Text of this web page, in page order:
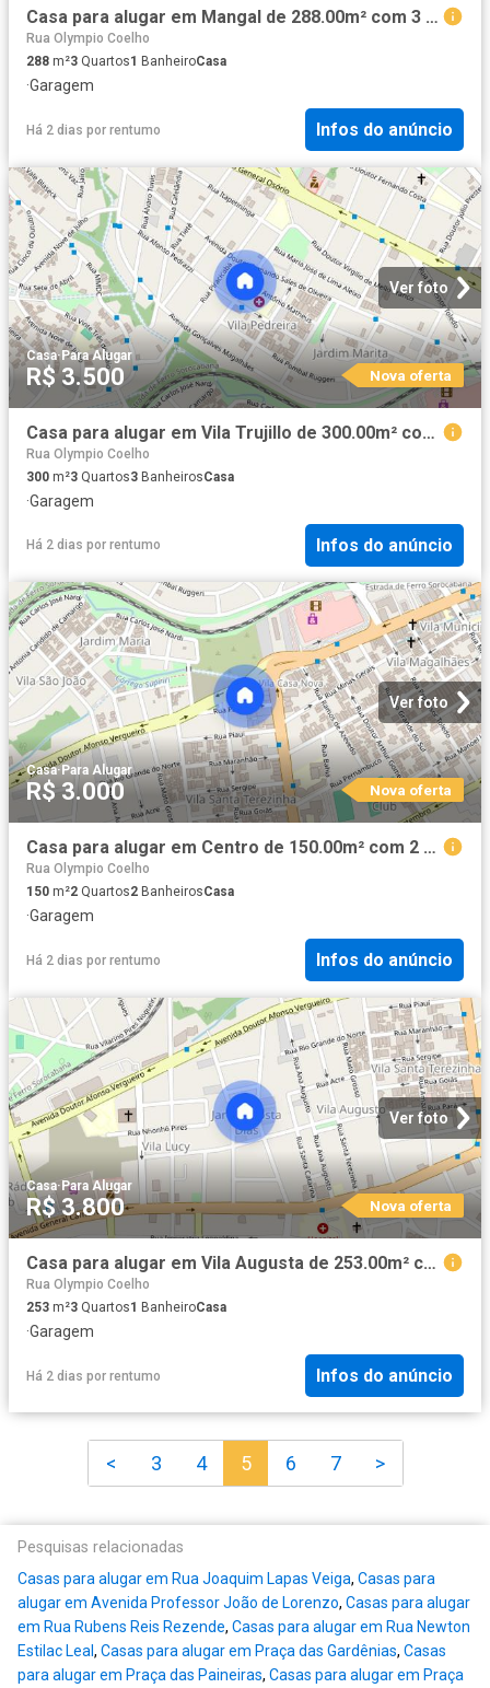
Casa para alugar em Mangal de 288.00m² com 3 Quartos, 3 Suites e 3 Garagens
Rua Olympio Coelho
288 m²3 Quartos1 BanheiroCasa
·Garagem
Há 2 dias por rentumo Infos do anúncio
Ver foto
Casa·Para Alugar
R$ 3.500 Nova oferta
Casa para alugar em Vila Trujillo de 300.00m² com 3 Quartos, 1 Suite e 4 Garagens
Rua Olympio Coelho
300 m²3 Quartos3 BanheirosCasa
·Garagem
Há 2 dias por rentumo Infos do anúncio
Ver foto
Casa· Para Alugar
R$ 3.000 Nova oferta
Casa para alugar em Centro de 150.00m² com 2 Quartos e 1 Garagem
Rua Olympio Coelho
150 m²2 Quartos2 BanheirosCasa
·Garagem
Há 2 dias por rentumo Infos do anúncio
Ver foto
Casa·Para Alugar
R$ 3.800 Nova oferta
Casa para alugar em Vila Augusta de 253.00m² com 3 Quartos, 3 Suites e 4 Garagens
Rua Olympio Coelho
253 m²3 Quartos1 BanheiroCasa
·Garagem
Há 2 dias por rentumo Infos do anúncio
< 3 4 5 6 7 >
Pesquisas relacionadas
Casas para alugar em Rua Joaquim Lapas Veiga, Casas para
alugar em Avenida Professor João de Lorenzo, Casas para alugar
em Rua Rubens Reis Rezende, Casas para alugar em Rua Newton
Estilac Leal, Casas para alugar em Praça das Gardênias, Casas
para alugar em Praça das Paineiras, Casas para alugar em Praça